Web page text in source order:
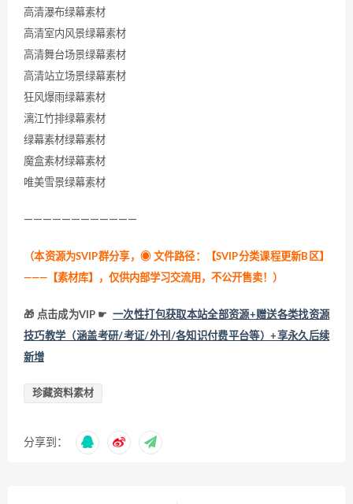
高清瀑布绿幕素材
高清室内风景绿幕素材
高清舞台场景绿幕素材
高清站立场景绿幕素材
狂风爆雨绿幕素材
漓江竹排绿幕素材
绿幕素材绿幕素材
魔盒素材绿幕素材
唯美雪景绿幕素材
————————————
（本资源为SVIP群分享， ◉ 文件路径：【SVIP分类课程更新B区】
———【素材库】，仅供内部学习交流用，不公开售卖！ ）
🎁 点击成为VIP ☛ 一次性打包获取本站全部资源+赠送各类找资源
技巧教学（涵盖考研/考证/外刊/各知识付费平台等）+享永久后续
新增
珍藏资料素材
分享到：